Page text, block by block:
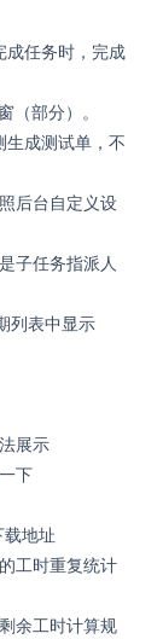
任务时，完成
（部分）。
成测试单，不
后台自定义设
子任务指派人
列表中显示
展示
下
地址
工时重复统计
余工时计算规